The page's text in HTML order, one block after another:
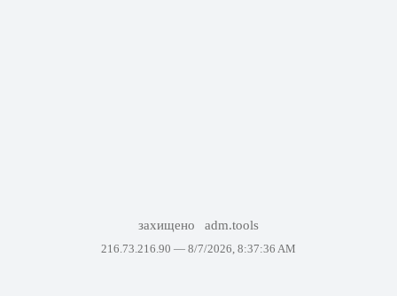
захищено adm.tools
216.73.216.90 — 8/7/2026, 8:37:36 AM